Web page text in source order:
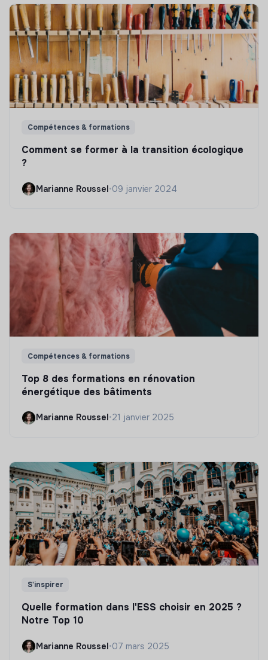
Compétences & formations
Comment se former à la transition écologique
?
Marianne Roussel•09 janvier 2024
Compétences & formations
Top 8 des formations en rénovation
énergétique des bâtiments
Marianne Roussel•21 janvier 2025
S'inspirer
Quelle formation dans l'ESS choisir en 2025 ?
Notre Top 10
Marianne Roussel•07 mars 2025